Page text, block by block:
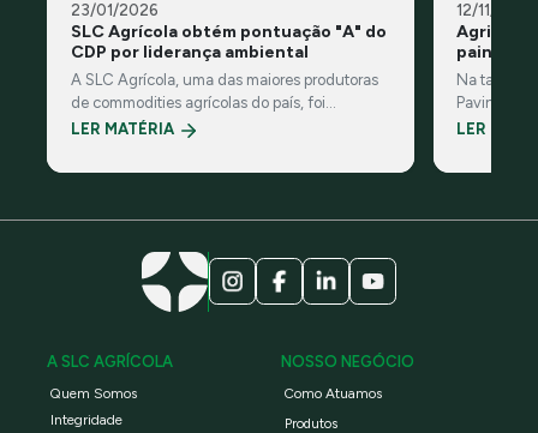
23/01/2026
SLC Agrícola obtém pontuação "A" do
CDP por liderança ambiental
A SLC Agrícola, uma das maiores produtoras
de commodities agrícolas do país, foi
reconhecida pelo CDP, organização
LER MATÉRIA
12/11/2025
painel no
Na tarde
Pavinato,
do painel
Campo –
LER
A SLC AGRÍCOLA
Quem Somos
Integridade
NOSSO NEGÓCIO
Como Atuamos
Produtos